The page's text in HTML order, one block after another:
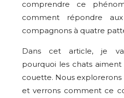
comprendre ce
comment répondre
compagnons à quatre
Dans cet article, je
pourquoi les chats
couette. Nous explorerons
et verrons comment ce